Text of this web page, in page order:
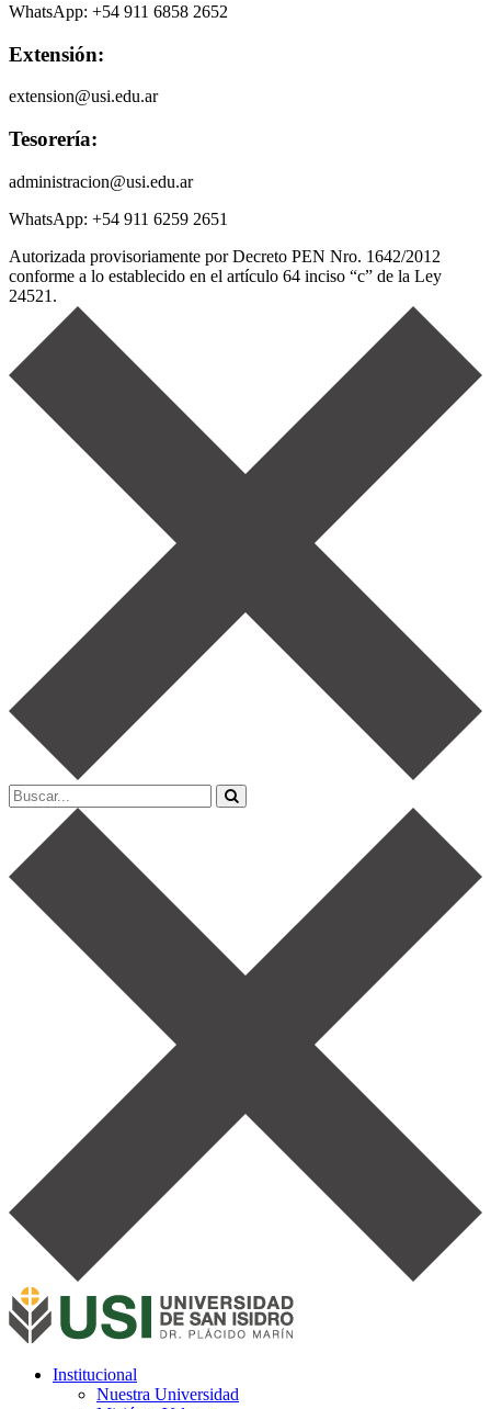
WhatsApp: +54 911 6858 2652
Extensión:
extension@usi.edu.ar
Tesorería:
administracion@usi.edu.ar
WhatsApp: +54 911 6259 2651
Autorizada provisoriamente por Decreto PEN Nro. 1642/2012
conforme a lo establecido en el artículo 64 inciso “c” de la Ley
24521.
Institucional
Nuestra Universidad